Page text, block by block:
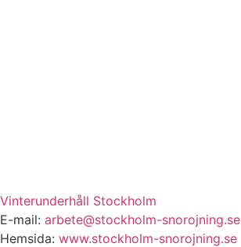
Vinterunderhåll Stockholm
E-mail: arbete@stockholm-snorojning.se
Hemsida: www.stockholm-snorojning.se